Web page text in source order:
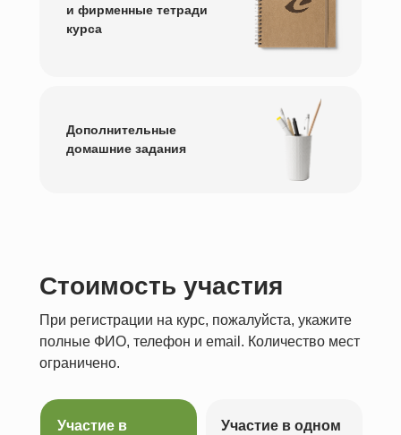
Дополнительные
домашние задания
и фирменные тетради
курса
При регистрации на курс, пожалуйста, укажите
полные ФИО, телефон и email. Количество мест
ограничено.
Участие в одном
Участие в
Стоимость участия